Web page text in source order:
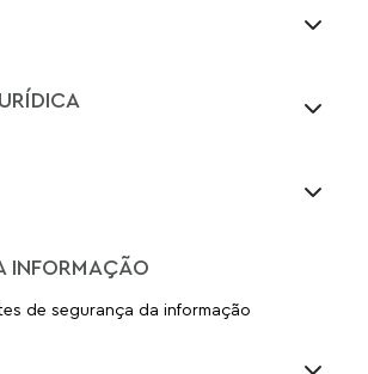
INFORMAÇÃO
de segurança da informação